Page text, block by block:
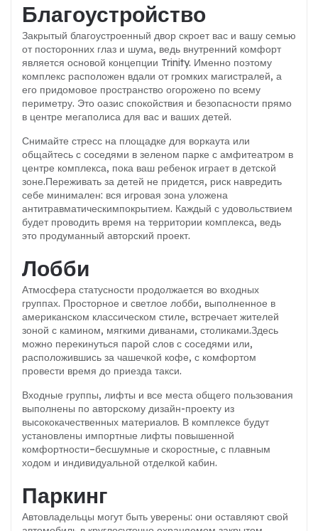
Благоустройство
Закрытый благоустроенный двор скроет вас и вашу семью
от посторонних глаз и шума, ведь внутренний комфорт
является основой концепции Trinity. Именно поэтому
комплекс расположен вдали от громких магистралей, а
его придомовое пространство огорожено по всему
периметру. Это оазис спокойствия и безопасности прямо
в центре мегаполиса для вас и ваших детей.
Снимайте стресс на площадке для воркаута или
общайтесь с соседями в зеленом парке с амфитеатром в
центре комплекса, пока ваш ребенок играет в детской
зоне.Переживать за детей не придется, риск навредить
себе минимален: вся игровая зона уложена
антитравматическимпокрытием. Каждый с удовольствием
будет проводить время на территории комплекса, ведь
это продуманный авторский проект.
Лобби
Атмосфера статусности продолжается во входных
группах. Просторное и светлое лобби, выполненное в
американском классическом стиле, встречает жителей
зоной с камином, мягкими диванами, столиками.Здесь
можно перекинуться парой слов с соседями или,
расположившись за чашечкой кофе, с комфортом
провести время до приезда такси.
Входные группы, лифты и все места общего пользования
выполнены по авторскому дизайн-проекту из
высококачественных материалов. В комплексе будут
установлены импортные лифты повышенной
комфортности–бесшумные и скоростные, с плавным
ходом и индивидуальной отделкой кабин.
Паркинг
Автовладельцы могут быть уверены: они оставляют свой